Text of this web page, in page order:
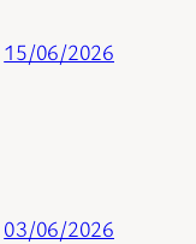
15/06/2026
03/06/2026